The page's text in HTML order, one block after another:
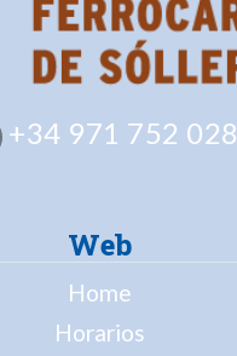
+34 971 752 028
Web
Home
Horarios